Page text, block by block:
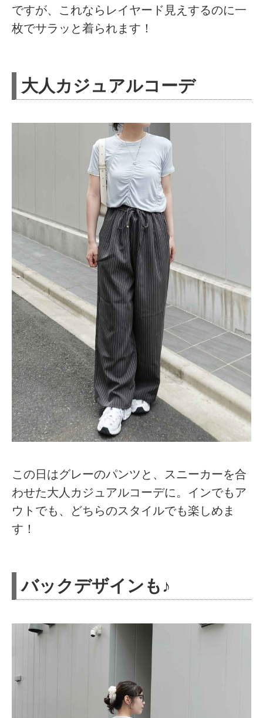
ですが、これならレイヤード見えするのに一
枚でサラッと着られます！
大人カジュアルコーデ
この日はグレーのパンツと、スニーカーを合
わせた大人カジュアルコーデに。インでもア
ウトでも、どちらのスタイルでも楽しめま
す！
バックデザインも♪